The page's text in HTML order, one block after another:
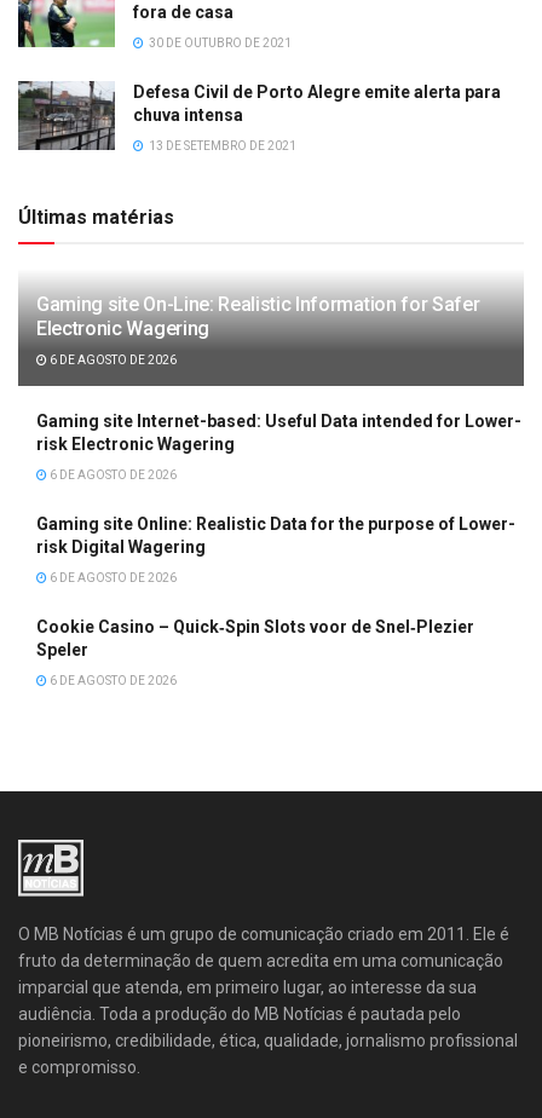
fora de casa
30 DE OUTUBRO DE 2021
Defesa Civil de Porto Alegre emite alerta para
chuva intensa
13 DE SETEMBRO DE 2021
Últimas matérias
Gaming site On-Line: Realistic Information for Safer
Electronic Wagering
6 DE AGOSTO DE 2026
Gaming site Internet-based: Useful Data intended for Lower-
risk Electronic Wagering
6 DE AGOSTO DE 2026
Gaming site Online: Realistic Data for the purpose of Lower-
risk Digital Wagering
6 DE AGOSTO DE 2026
Cookie Casino – Quick‑Spin Slots voor de Snel‑Plezier
Speler
6 DE AGOSTO DE 2026
O MB Notícias é um grupo de comunicação criado em 2011. Ele é
fruto da determinação de quem acredita em uma comunicação
imparcial que atenda, em primeiro lugar, ao interesse da sua
audiência. Toda a produção do MB Notícias é pautada pelo
pioneirismo, credibilidade, ética, qualidade, jornalismo profissional
e compromisso.